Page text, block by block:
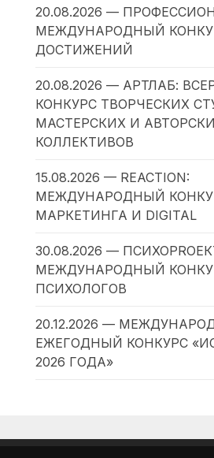
20.08.2026 —
МЕЖДУНАРОДНЫЙ
ДОСТИЖЕНИЙ
20.08.2026 — АРТЛАБ:
КОНКУРС ТВОРЧЕСКИХ
МАСТЕРСКИХ И
КОЛЛЕКТИВОВ
15.08.2026 — REACTION:
МЕЖДУНАРОДНЫЙ
МАРКЕТИНГА И DIGITAL
30.08.2026 —
МЕЖДУНАРОДНЫЙ
ПСИХОЛОГОВ
20.12.2026 —
ЕЖЕГОДНЫЙ КОНКУРС
2026 ГОДА»